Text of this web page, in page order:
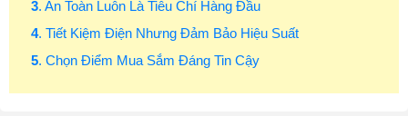
3. An Toàn Luôn Là Tiêu Chí Hàng Đầu
4. Tiết Kiệm Điện Nhưng Đảm Bảo Hiệu Suất
5. Chọn Điểm Mua Sắm Đáng Tin Cậy